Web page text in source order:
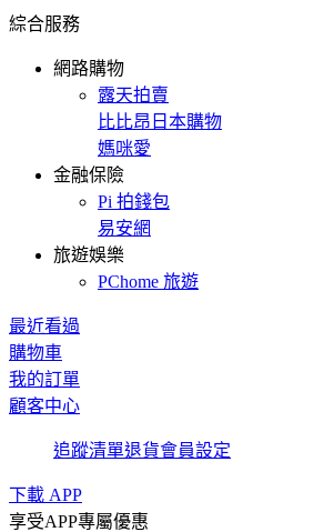
綜合服務
網路購物
露天拍賣
比比昂日本購物
媽咪愛
金融保險
Pi 拍錢包
易安網
旅遊娛樂
PChome 旅遊
最近看過
購物車
我的訂單
顧客中心
追蹤清單退貨會員設定
下載 APP
享受APP專屬優惠